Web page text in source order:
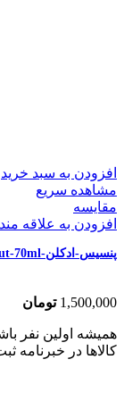
افزودن به سبد خرید
مشاهده سریع
مقایسه
افزودن به علاقه
پنسیس-ادکلن-satin-out-70ml
1,500,000 تومان
همیشه اولین نفر
کالاها در خبرنامه